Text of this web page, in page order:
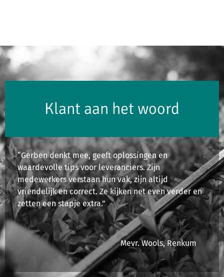
Klant aan het woord
“Gerben denkt mee, geeft oplossingen en
waardevolle tips voor leveranciers. Zijn
medewerkers verstaan hun vak, zijn altijd
vriendelijk en correct. Ze kijken net even verder en
zetten een stapje extra.”
Mevr. Wools, Renkum